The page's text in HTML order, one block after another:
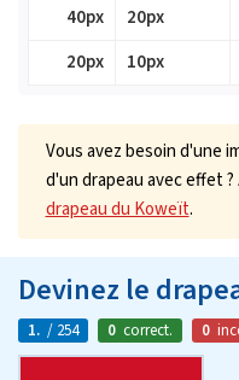
40px
20px
20px
10px
Vous avez besoin d'une
d'un drapeau avec effet
drapeau du Koweït.
Devinez le
1. / 254 0 correct. 0